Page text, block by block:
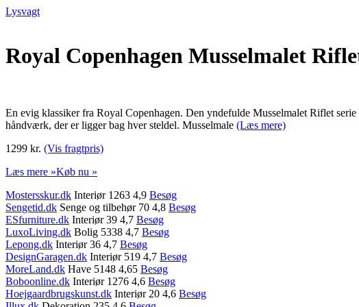
Lysvagt
Royal Copenhagen Musselmalet
En evig klassiker fra Royal Copenhagen. Den yndefulde Musselmalet Riflet
håndværk, der er ligger bag hver steldel. Musselmale (Læs mere)
1299 kr. (Vis fragtpris)
Læs mere »Køb nu »
Mostersskur.dk Interiør 1263 4,9 Besøg
Sengetid.dk Senge og tilbehør 70 4,8 Besøg
ESfurniture.dk Interiør 39 4,7 Besøg
LuxoLiving.dk Bolig 5338 4,7 Besøg
Lepong.dk Interiør 36 4,7 Besøg
DesignGaragen.dk Interiør 519 4,7 Besøg
MoreLand.dk Have 5148 4,65 Besøg
Boboonline.dk Interiør 1276 4,6 Besøg
Hoejgaardbrugskunst.dk Interiør 20 4,6 Besøg